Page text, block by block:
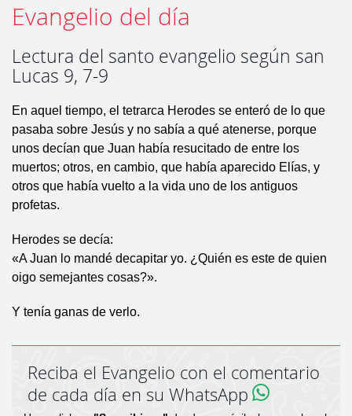
Evangelio del día
Lectura del santo evangelio según san
Lucas 9, 7-9
En aquel tiempo, el tetrarca Herodes se enteró de lo que
pasaba sobre Jesús y no sabía a qué atenerse, porque
unos decían que Juan había resucitado de entre los
muertos; otros, en cambio, que había aparecido Elías, y
otros que había vuelto a la vida uno de los antiguos
profetas.
Herodes se decía:
«A Juan lo mandé decapitar yo. ¿Quién es este de quien
oigo semejantes cosas?».
Y tenía ganas de verlo.
Reciba el Evangelio con el comentario
de cada día en su WhatsApp